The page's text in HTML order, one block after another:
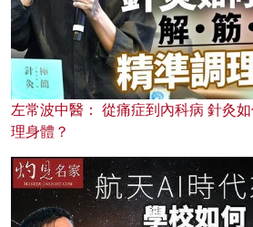
左常波中醫： 從痛症到內科病 針灸
理身體？